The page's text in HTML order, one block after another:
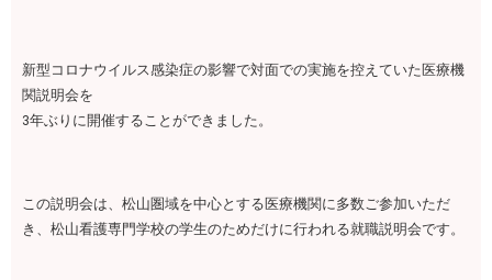
新型コロナウイルス感染症の影響で対面での実施を控えていた医療機
関説明会を
3年ぶりに開催することができました。
この説明会は、松山圏域を中心とする医療機関に多数ご参加いただ
き、松山看護専門学校の学生のためだけに行われる就職説明会です。